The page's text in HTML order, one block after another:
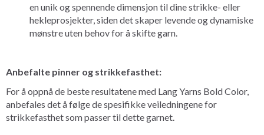
en unik og spennende dimensjon til dine strikke- eller
hekleprosjekter, siden det skaper levende og dynamiske
mønstre uten behov for å skifte garn.
Anbefalte pinner og strikkefasthet:
For å oppnå de beste resultatene med Lang Yarns Bold Color,
anbefales det å følge de spesifikke veiledningene for
strikkefasthet som passer til dette garnet.